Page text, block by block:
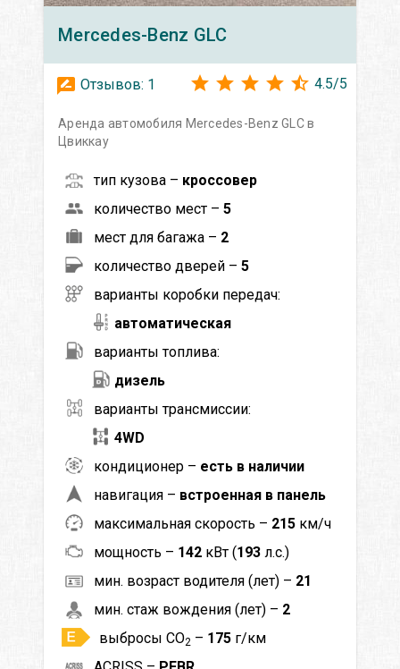
Mercedes-Benz GLC
Отзывов: 1 4.5/5
Аренда автомобиля Mercedes-Benz GLC в
Цвиккау
тип кузова – кроссовер
количество мест – 5
мест для багажа – 2
количество дверей – 5
варианты коробки передач:
автоматическая
варианты топлива:
дизель
варианты трансмиссии:
4WD
кондиционер – есть в наличии
навигация – встроенная в панель
максимальная скорость – 215 км/ч
мощность – 142 кВт (193 л.с.)
мин. возраст водителя (лет) – 21
мин. стаж вождения (лет) – 2
выбросы CO2 – 175 г/км